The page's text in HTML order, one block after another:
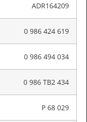
ADR164209
0 986 424 619
0 986 494 034
0 986 TB2 434
P 68 029